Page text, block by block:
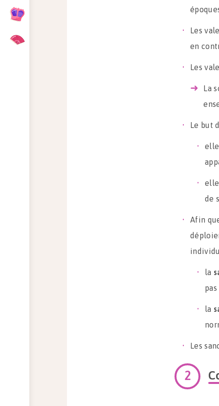
Les
en
Les
La
Le but
de
Afin
la
la
Les